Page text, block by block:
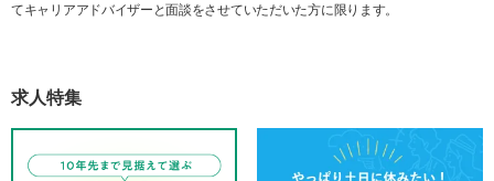
てキャリアアドバイザーと面談をさせていただいた方に限ります。
求人特集